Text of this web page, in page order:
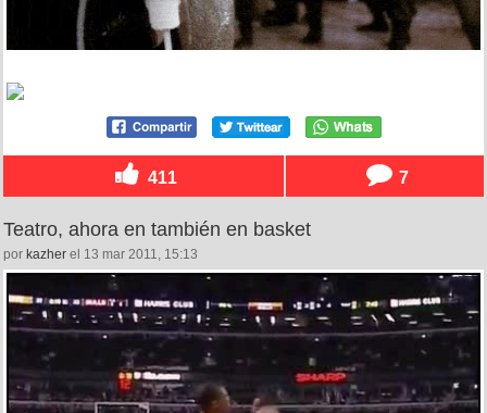
411 7
Teatro, ahora en también en basket
por kazher el 13 mar 2011, 15:13